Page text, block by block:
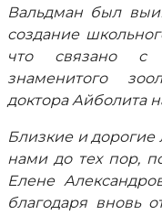
Вальдман был
создание
что связано с
знаменитого
доктора Айболита
Близкие и дорогие
нами до тех пор,
Елене
благодаря вновь